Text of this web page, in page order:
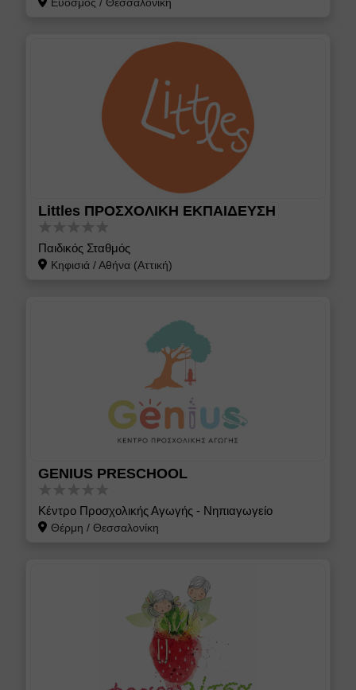
Littles ΠΡΟΣΧΟΛΙΚΗ ΕΚΠΑΙΔΕΥΣΗ
Παιδικός Σταθμός
Κηφισιά/Αθήνα (Αττική)
GENIUS PRESCHOOL
Κέντρο Προσχολικής Αγωγής - Νηπιαγωγείο
Θέρμη / Θεσσαλονίκη